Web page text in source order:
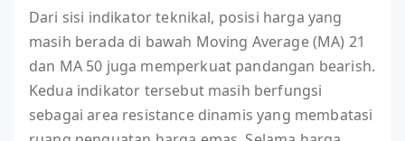
Dari sisi indikator teknikal, posisi harga yang
masih berada di bawah Moving Average (MA) 21
dan MA 50 juga memperkuat pandangan bearish.
Kedua indikator tersebut masih berfungsi
sebagai area resistance dinamis yang membatasi